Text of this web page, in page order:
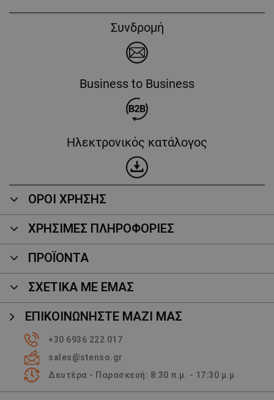
Συνδρομή
Business to Business
Ηλεκτρονικός κατάλογος
ΟΡΟΙ ΧΡΗΣΗΣ
ΧΡΗΣΙΜΕΣ ΠΛΗΡΟΦΟΡΙΕΣ
ΠΡΟΪΌΝΤΑ
ΣΧΕΤΙΚΑ ΜΕ ΕΜΑΣ
ΕΠΙΚΟΙΝΩΝΉΣΤΕ ΜΑΖΊ ΜΑΣ
+30 6936 222 017
sales@stenso.gr
Δευτέρα - Παρασκευή: 8:30 π.μ. - 17:30 μ.μ